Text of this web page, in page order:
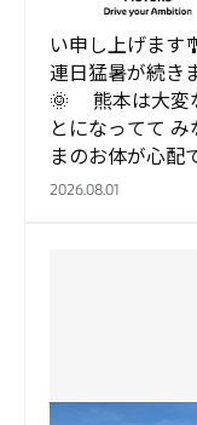
みなさま 暑中お
い申し上げます
連日猛暑が続き
🌞 熊本は大変
とになってて み
まのお体が心
…
2026.08.01